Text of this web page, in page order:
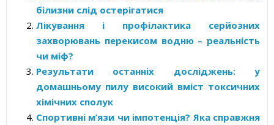
білизни слід остерігатися
Лікування і профілактика серйозних
захворювань перекисом водню – реальність
чи міф?
Результати останніх досліджень: у
домашньому пилу високий вміст токсичних
хімічних сполук
Спортивні м’язи чи імпотенція? Яка справжня